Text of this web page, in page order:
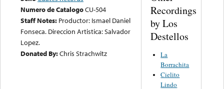
Numero de CatalogoCU-504
Staff Notes: Productor: Ismael Daniel
Fonseca. Direccion Artistica: Salvador
Lopez.
Donated By:Chris Strachwitz
Recordings
by Los
Destellos
La
Borrachita
Cielito
Lindo